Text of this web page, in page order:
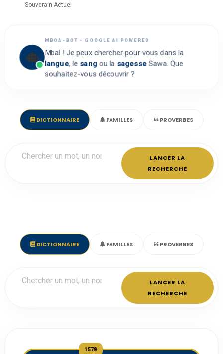
Souverain Actuel
MBOA-BOT • GOOGLE AI POWERED
Mbaí ! Je peux chercher pour vous dans la
langue, le sangou la sagesseSawa. Que
souhaitez-vous découvrir ?
DICTIONNAIRE FAMILLES PROVERBES
LANCER LA
RECHERCHE
DICTIONNAIRE FAMILLES PROVERBES
LANCER LA
RECHERCHE
1578